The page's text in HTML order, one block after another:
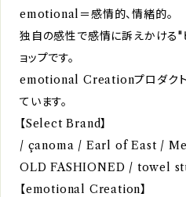
emotional＝感情的、情緒的。
独自の感性で感情に訴えかける"
ョップです。
emotional Creationプロダクト
ています。
【Select Brand】
/ çanoma / Earl of East /
OLD FASHIONED / towel
【emotional Creation】